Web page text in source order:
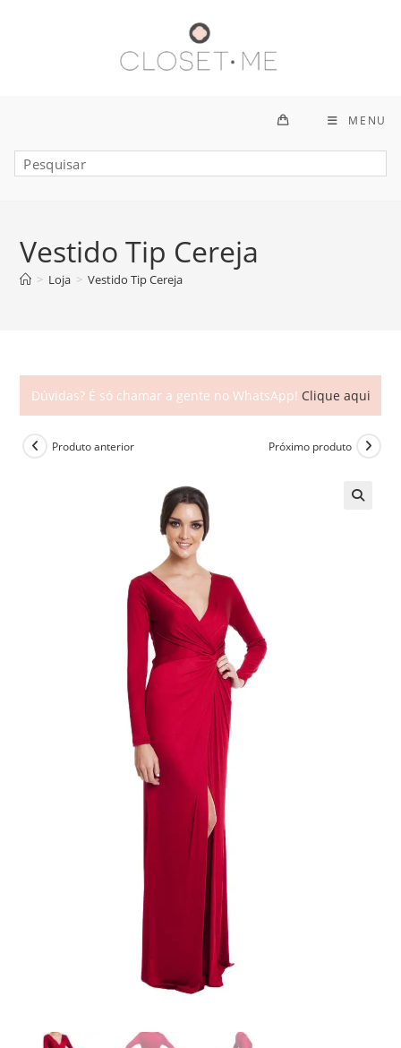
MENU
Vestido Tip Cereja
> Loja > Vestido Tip Cereja
Dúvidas? É só chamar a gente no WhatsApp! Clique aqui
Produto anterior Próximo produto